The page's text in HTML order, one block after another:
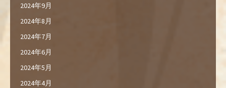
2024年9月
2024年8月
2024年7月
2024年6月
2024年5月
2024年4月